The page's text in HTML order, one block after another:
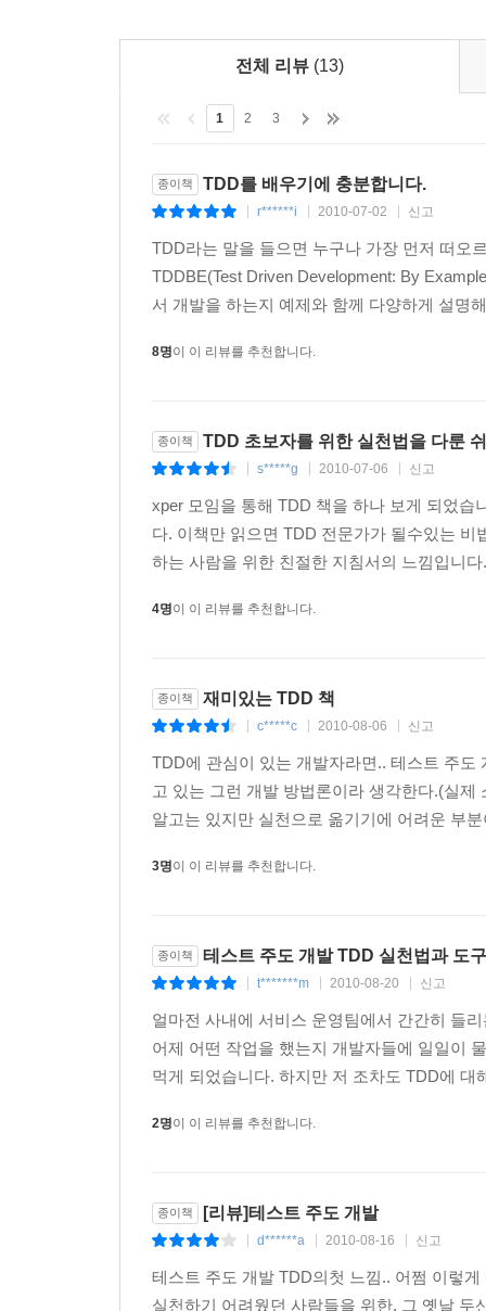
부록 A 본 책보다 더 가치 있을 수도 있는 '부록'
A.1 놓치기엔 아까운 JUnit 4의 고급 기능들
A.3 코드 리뷰
A.4 3분 안에 Java DB 설치하고 확인까지 마치기
A.6 TDD 학습에 도움이 되는 책과 문헌
찾아보기
전체 리뷰 (13)
1 2 3
종이책 TDD를 배우기에 충분합니다.
r******i 2010-07-02 신고
TDD라는 말을 들으면 누구나 가장 먼저 떠오
TDDBE(Test Driven Development: By
서 개발을 하는지 예제와 함께 다양하게 설명
8명이 이 리뷰를 추천합니다.
종이책 TDD 초보자를 위한 실천법을 다룬
s*****g 2010-07-06 신고
xper 모임을 통해 TDD 책을 하나 보게 되었습
다. 이책만 읽으면 TDD 전문가가 될수있는
하는 사람을 위한 친절한 지침서의 느낌입니
4명이 이 리뷰를 추천합니다.
종이책 재미있는 TDD 책
c*****c 2010-08-06 신고
TDD에 관심이 있는 개발자라면.. 테스트 주
고 있는 그런 개발 방법론이라 생각한다.(실
알고는 있지만 실천으로 옮기기에 어려운 부
3명이 이 리뷰를 추천합니다.
종이책 테스트 주도 개발 TDD 실천법과 도구
t*******m 2010-08-20 신고
얼마전 사내에 서비스 운영팀에서 간간히 들
어제 어떤 작업을 했는지 개발자들에 일일이
먹게 되었습니다. 하지만 저 조차도 TDD에
2명이 이 리뷰를 추천합니다.
종이책 [리뷰]테스트 주도 개발
d******a 2010-08-16 신고
테스트 주도 개발 TDD의첫 느낌.. 어쩜 이렇
실천하기 어려웠던 사람들을 위한, 그 옛날